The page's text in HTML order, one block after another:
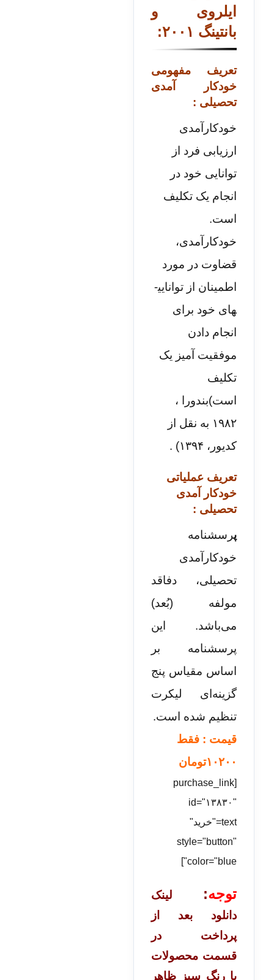
ایلروی و
بانتینگ ۲۰۰۱:
تعریف مفهومی
خودکار آمدی
تحصیلی :
خودکارآمدی
ارزیابی فرد از
توانایی خود در
انجام یک تکلیف
است.
خودکارآمدی،
قضاوت در مورد
اطمینان از توانایی­
های خود برای
انجام دادن
موفقیت آمیز یک
تکلیف
است)بندورا ،
۱۹۸۲ به نقل از
کدیور، ۱۳۹۴) .
تعریف عملیاتی
خودکار آمدی
تحصیلی :
پرسشنامه
خودکارآمدی
تحصیلی، دفاقد
مولفه (بُعد)
می‌باشد. این
پرسشنامه بر
اساس مقیاس پنج
گزینه‌­ای لیکرت
تنظیم شده ­است.
قیمت : فقط
۱۰۲۰۰تومان
[purchase_link
id="۱۳۸۳۰"
text="خرید"
style="button"
color="blue"]
توجه:
لینک
دانلود بعد از
پرداخت در
قسمت محصولات
با رنگ سبز ظاهر